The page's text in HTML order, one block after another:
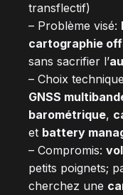
transflectif)
– Problème visé:
cartographie
sans sacrifier l’
– Choix
GNSS
barométrique,
et battery
– Compromis:
petits poignets;
cherchez une